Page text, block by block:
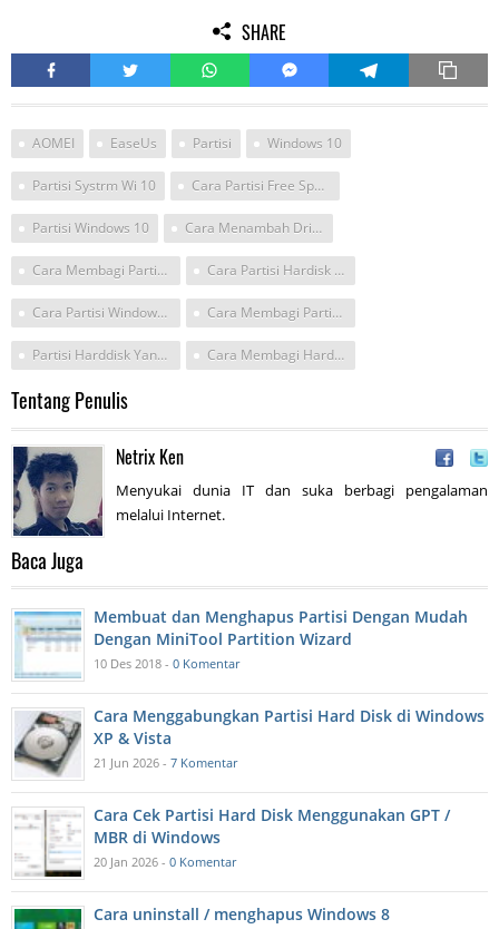
SHARE
AOMEI EaseUs Partisi Windows 10
Partisi Systrm Wi 10 Cara Partisi Free Space Pada Win 10
Partisi Windows 10 Cara Menambah Drive C Windows 10
Cara Membagi Partisi Windows 10 Cara Partisi Hardisk Windows 10
Cara Partisi Windows 10 Cara Membagi Partisi Tanpa Install Windows 10
Partisi Harddisk Yang Pas Intuk Local Disk C Windows 10 Cara Membagi Hardis Local C D E Win 10
Tentang Penulis
Netrix Ken
Menyukai dunia IT dan suka berbagi pengalaman
melalui Internet.
Baca Juga
Membuat dan Menghapus Partisi Dengan Mudah
Dengan MiniTool Partition Wizard
10 Des 2018 - 0 Komentar
Cara Menggabungkan Partisi Hard Disk di Windows
XP & Vista
21 Jun 2026 - 7 Komentar
Cara Cek Partisi Hard Disk Menggunakan GPT /
MBR di Windows
20 Jan 2026 - 0 Komentar
Cara uninstall / menghapus Windows 8